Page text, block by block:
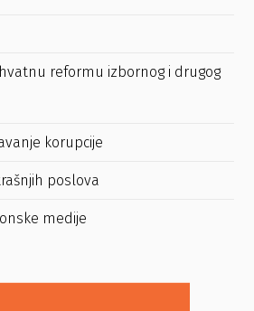
reformu izbornog i drugog
korupcije
poslova
medije